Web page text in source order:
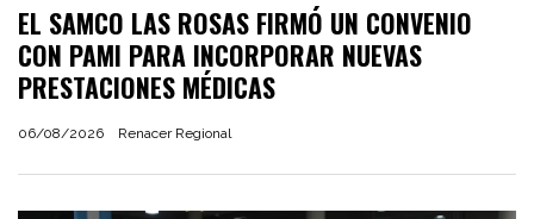
EL SAMCO LAS ROSAS FIRMÓ UN CONVENIO
CON PAMI PARA INCORPORAR NUEVAS
PRESTACIONES MÉDICAS
Renacer Regional
06/08/2026